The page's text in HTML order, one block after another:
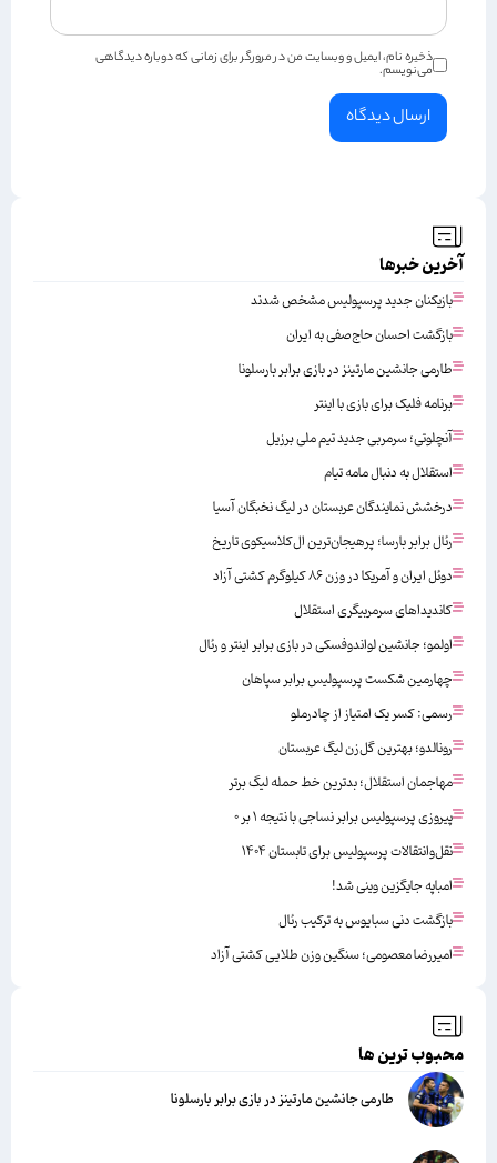
ذخیره نام، ایمیل و وبسایت من در مرورگر برای زمانی که دوباره دیدگاهی
می‌نویسم.
آخرین خبرها
بازیکنان جدید پرسپولیس مشخص شدند
بازگشت احسان حاج‌صفی به ایران
طارمی جانشین مارتینز در بازی برابر بارسلونا
برنامه فلیک برای بازی با اینتر
آنچلوتی؛ سرمربی جدید تیم ملی برزیل
استقلال به دنبال مامه تیام
درخشش نمایندگان عربستان در لیگ نخبگان آسیا
رئال برابر بارسا؛ پرهیجان‌‌ترین ال‌کلاسیکوی تاریخ
دوئل ایران و آمریکا در وزن ۸۶ کیلوگرم کشتی آزاد
کاندیداهای سرمربیگری استقلال
اولمو؛ جانشین لواندوفسکی در بازی برابر اینتر و رئال
چهارمین شکست پرسپولیس برابر سپاهان
رسمی: کسر یک امتیاز از چادرملو
رونالدو؛ بهترین گل‌زن لیگ عربستان
مهاجمان استقلال؛ بدترین خط حمله لیگ برتر
پیروزی پرسپولیس برابر نساجی با نتیجه ۱ بر ۰
نقل‌وانتقالات پرسپولیس برای تابستان ۱۴۰۴
امباپه جایگزین وینی شد!
بازگشت دنی سبایوس به ترکیب رئال
امیررضا معصومی؛ سنگین وزن طلایی کشتی آزاد
محبوب ترین ها
طارمی جانشین مارتینز در بازی برابر بارسلونا